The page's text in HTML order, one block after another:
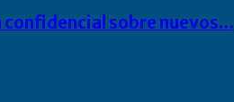
confidencial sobre nuevos…